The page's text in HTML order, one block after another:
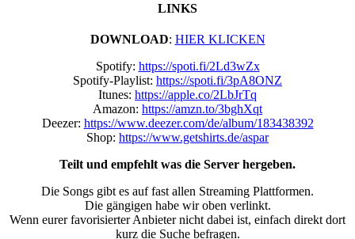
LINKS
DOWNLOAD: HIER KLICKEN
Spotify: https://spoti.fi/2Ld3wZx
Spotify-Playlist: https://spoti.fi/3pA8ONZ
Itunes: https://apple.co/2LbJrTq
Amazon: https://amzn.to/3bghXqt
Deezer: https://www.deezer.com/de/album/183438392
Shop: https://www.getshirts.de/aspar
Teilt und empfehlt was die Server hergeben.
Die Songs gibt es auf fast allen Streaming Plattformen.
Die gängigen habe wir oben verlinkt.
Wenn eurer favorisierter Anbieter nicht dabei ist, einfach direkt dort
kurz die Suche befragen.